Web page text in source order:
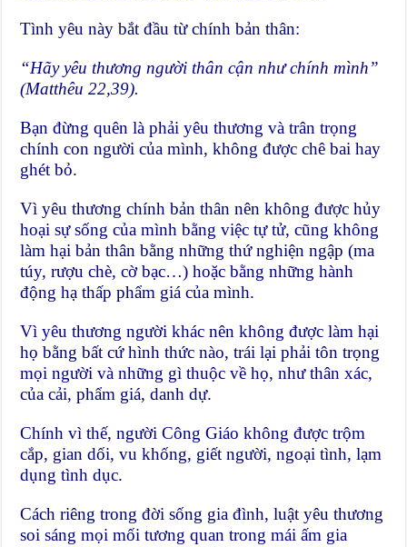
Tình yêu này bắt đầu từ chính bản thân:
“Hãy yêu thương người thân cận như chính mình”
(Matthêu 22,39).
Bạn đừng quên là phải yêu thương và trân trọng
chính con người của mình, không được chê bai hay
ghét bỏ.
Vì yêu thương chính bản thân nên không được hủy
hoại sự sống của mình bằng việc tự tử, cũng không
làm hại bản thân bằng những thứ nghiện ngập (ma
túy, rượu chè, cờ bạc…) hoặc bằng những hành
động hạ thấp phẩm giá của mình.
Vì yêu thương người khác nên không được làm hại
họ bằng bất cứ hình thức nào, trái lại phải tôn trọng
mọi người và những gì thuộc về họ, như thân xác,
của cải, phẩm giá, danh dự.
Chính vì thế, người Công Giáo không được trộm
cắp, gian dối, vu khống, giết người, ngoại tình, lạm
dụng tình dục.
Cách riêng trong đời sống gia đình, luật yêu thương
soi sáng mọi mối tương quan trong mái ấm gia